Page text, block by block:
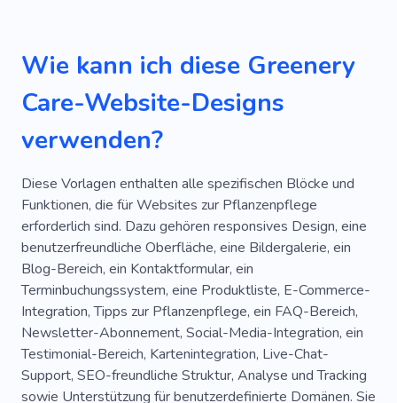
Wie kann ich diese Greenery
Care-Website-Designs
verwenden?
Diese Vorlagen enthalten alle spezifischen Blöcke und
Funktionen, die für Websites zur Pflanzenpflege
erforderlich sind. Dazu gehören responsives Design, eine
benutzerfreundliche Oberfläche, eine Bildergalerie, ein
Blog-Bereich, ein Kontaktformular, ein
Terminbuchungssystem, eine Produktliste, E-Commerce-
Integration, Tipps zur Pflanzenpflege, ein FAQ-Bereich,
Newsletter-Abonnement, Social-Media-Integration, ein
Testimonial-Bereich, Kartenintegration, Live-Chat-
Support, SEO-freundliche Struktur, Analyse und Tracking
sowie Unterstützung für benutzerdefinierte Domänen. Sie